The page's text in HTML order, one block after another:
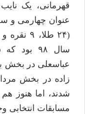
سال ۹۸
عباسعلی در بخش
زاده در بخش
شدند، اما هنوز
مسابقات انتخابی